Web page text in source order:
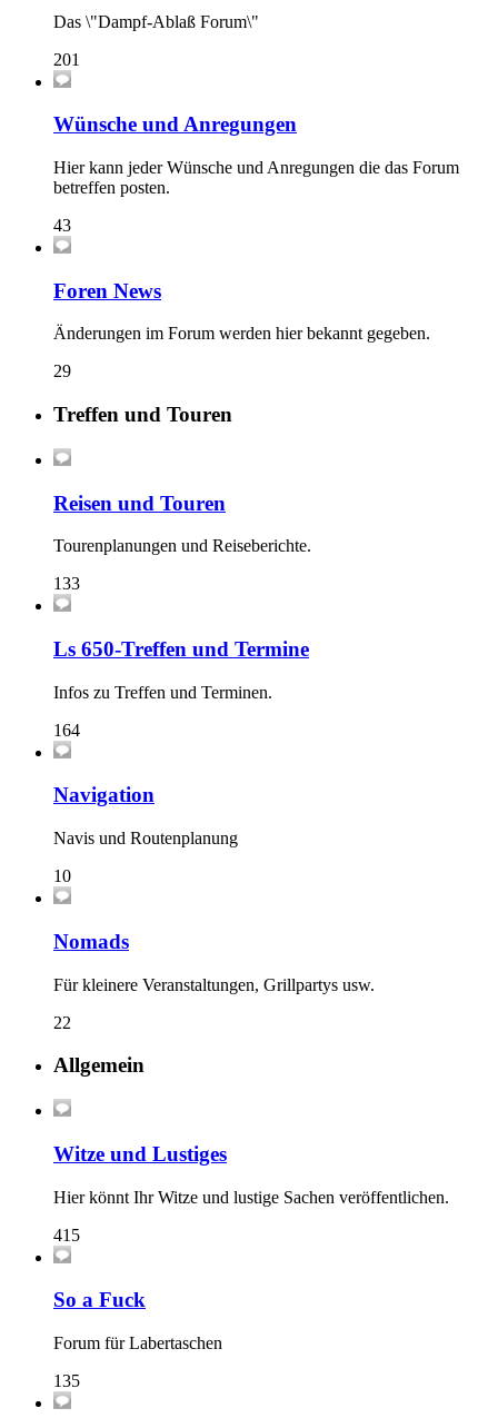
Das \"Dampf-Ablaß Forum\"
201
Wünsche und Anregungen
Hier kann jeder Wünsche und Anregungen die das Forum
betreffen posten.
43
Foren News
Änderungen im Forum werden hier bekannt gegeben.
29
Treffen und Touren
Reisen und Touren
Tourenplanungen und Reiseberichte.
133
Ls 650-Treffen und Termine
Infos zu Treffen und Terminen.
164
Navigation
Navis und Routenplanung
10
Nomads
Für kleinere Veranstaltungen, Grillpartys usw.
22
Allgemein
Witze und Lustiges
Hier könnt Ihr Witze und lustige Sachen veröffentlichen.
415
So a Fuck
Forum für Labertaschen
135